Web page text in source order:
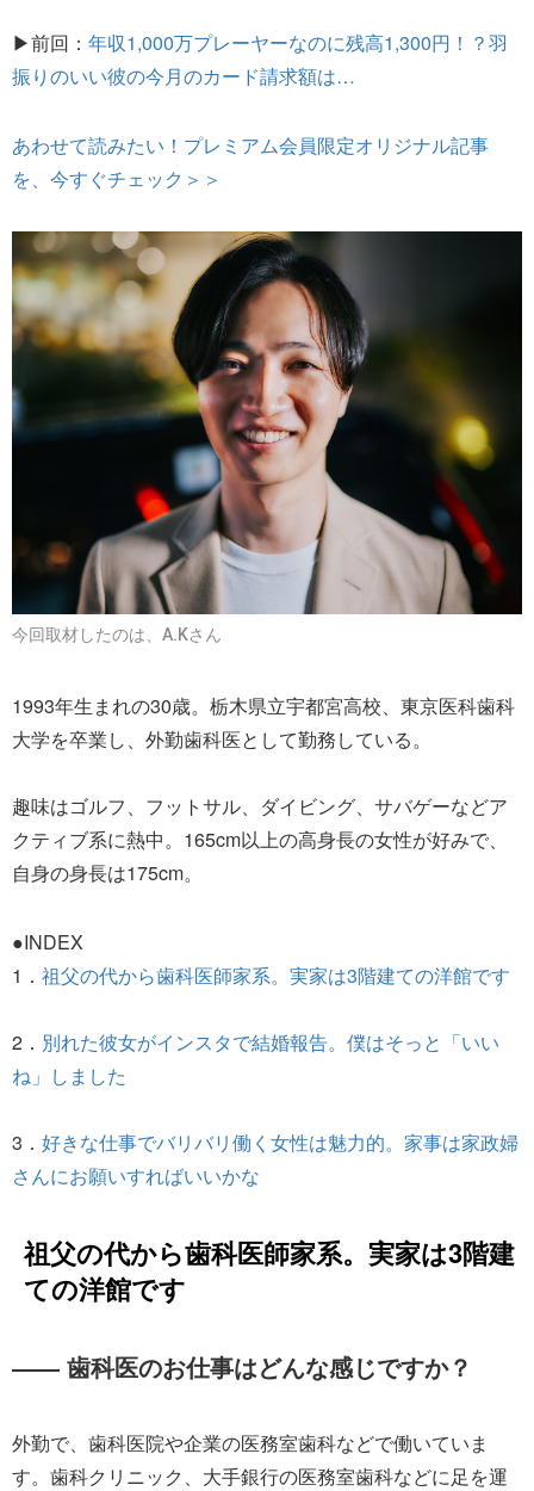
▶前回： 年収1,000万プレーヤーなのに残高1,300円！？羽
振りのいい彼の今月のカード請求額は…
あわせて読みたい！プレミアム会員限定オリジナル記事
を、今すぐチェック＞＞
今回取材したのは、A.Kさん
1993年生まれの30歳。栃木県立宇都宮高校、東京医科歯科
大学を卒業し、外勤歯科医として勤務している。
趣味はゴルフ、フットサル、ダイビング、サバゲーなどア
クティブ系に熱中。165cm以上の高身長の女性が好みで、
自身の身長は175cm。
●INDEX
1． 祖父の代から歯科医師家系。実家は3階建ての洋館です
2． 別れた彼女がインスタで結婚報告。僕はそっと「いい
ね」しました
3． 好きな仕事でバリバリ働く女性は魅力的。家事は家政婦
さんにお願いすればいいかな
祖父の代から歯科医師家系。実家は3階建
ての洋館です
―― 歯科医のお仕事はどんな感じですか？
外勤で、歯科医院や企業の医務室歯科などで働いていま
す。歯科クリニック、大手銀行の医務室歯科などに足を運